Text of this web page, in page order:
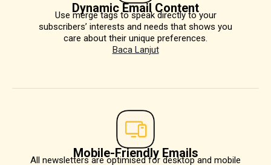
Dynamic Email Content
Use merge tags to speak directly to your
subscribers’ interests and needs that shows you
care about their unique preferences.
Baca Lanjut
Mobile-Friendly Emails
All newsletters are optimised for desktop and mobile